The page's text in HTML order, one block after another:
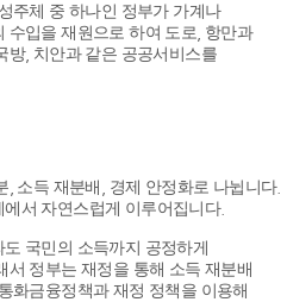
주체 중 하나인 정부가 가계나
수입을 재원으로 하여 도로, 항만과
방, 치안과 같은 공공서비스를
소득 재분배, 경제 안정화로 나뉩니다.
서 자연스럽게 이루어집니다.
국민의 소득까지 공정하게
정부는 재정을 통해 소득 재분배
화금융정책과 재정 정책을 이용해